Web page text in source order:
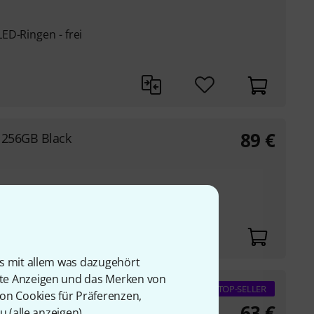
mit allem was dazugehört
Anzeigen und das Merken von
Cookies für Präferenzen,
Ringen - frei
Black 89 €
Black TOP-SELLER